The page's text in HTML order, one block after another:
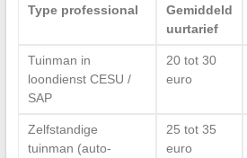
Type professional
Gemiddeld
uurtarief
Tuinman in
loondienst CESU /
SAP
20 tot 30
euro
Zelfstandige
tuinman (auto-
25 tot 35
euro